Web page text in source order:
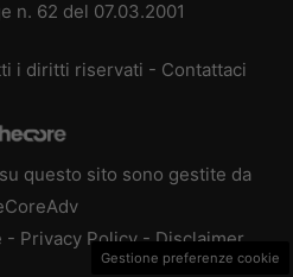
n. 62 del 07.03.2001
i diritti riservati - Contattaci
questo sito sono gestite da
- Privacy Policy - Disclaimer
Gestione preferenze cookie